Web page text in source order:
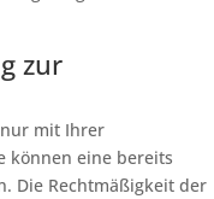
zur
mit Ihrer
können eine bereits
Die Rechtmäßigkeit der